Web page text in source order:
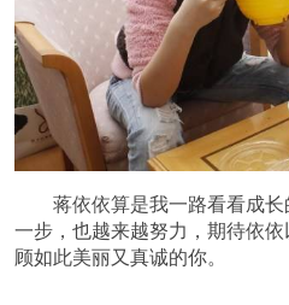
蒋依依算是我一路看看成
一步，也越来越努力，期待依
顾如此美丽又真诚的你。